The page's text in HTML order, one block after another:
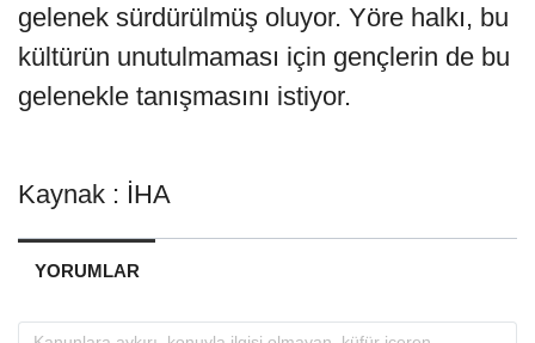
gelenek sürdürülmüş oluyor. Yöre halkı, bu
kültürün unutulmaması için gençlerin de bu
gelenekle tanışmasını istiyor.
Kaynak : İHA
YORUMLAR